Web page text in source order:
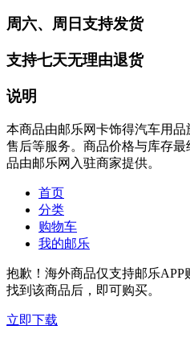
周六、周日支持发货
支持七天无理由退货
说明
本商品由邮乐网卡饰得汽车用
售后等服务。商品价格与库存
品由邮乐网入驻商家提供。
首页
分类
购物车
我的邮乐
抱歉！海外商品仅支持邮乐
找到该商品后，即可购买。
立即下载